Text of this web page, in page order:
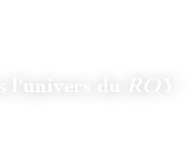
ROY